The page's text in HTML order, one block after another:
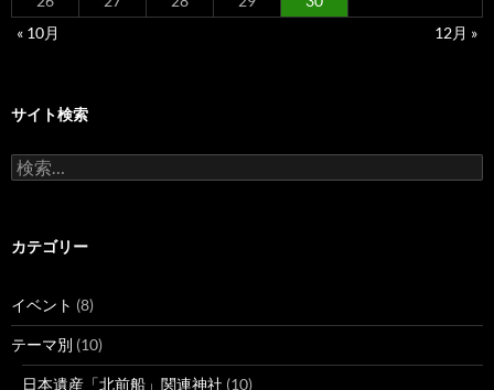
« 10月
12月 »
サイト検索
検
索:
カテゴリー
イベント (8)
テーマ別 (10)
日本遺産「北前船」関連神社 (10)